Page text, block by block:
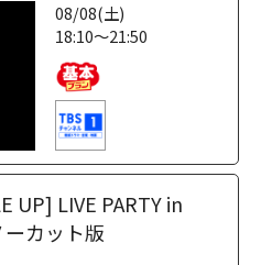
08/08(土)
18:10～21:50
UP] LIVE PARTY in
ーカット版